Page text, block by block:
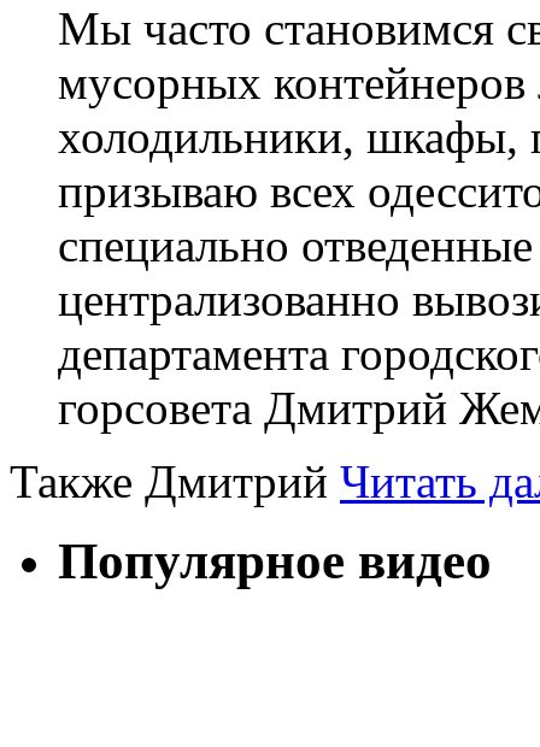
Мы часто становимся
мусорных
холодильники, шкафы,
призываю всех
специально
централизованно
департамента
горсовета Дмитрий
Также Дмитрий Читать
Популярное видео